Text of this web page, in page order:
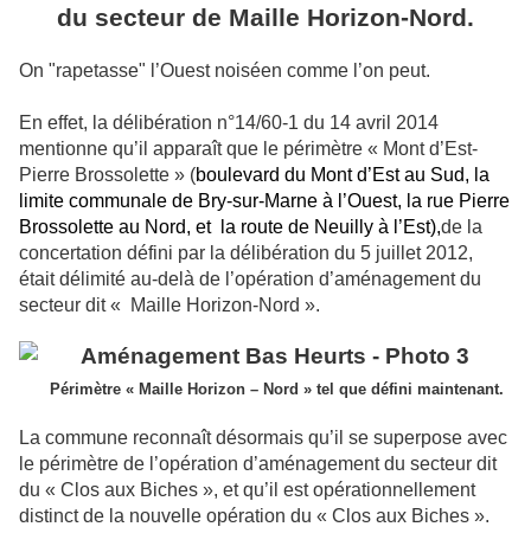
du secteur de Maille Horizon-Nord.
On "rapetasse" l’Ouest noiséen comme l’on peut.
En effet, la délibération n°14/60-1 du 14 avril 2014
mentionne qu’il apparaît que le périmètre « Mont d’Est-
Pierre Brossolette » (boulevard du Mont d’Est au Sud, la
limite communale de Bry-sur-Marne à l’Ouest, la rue Pierre
Brossolette au Nord, et
la route de Neuilly à l’Est),de la
concertation défini par la délibération du 5 juillet 2012,
était délimité au-delà de l’opération d’aménagement du
secteur dit « Maille Horizon-Nord ».
Périmètre « Maille Horizon – Nord » tel que défini maintenant.
La commune reconnaît désormais qu’il se superpose avec
le périmètre de l’opération d’aménagement du secteur dit
du « Clos aux Biches », et qu’il est opérationnellement
distinct de la nouvelle opération du « Clos aux Biches ».